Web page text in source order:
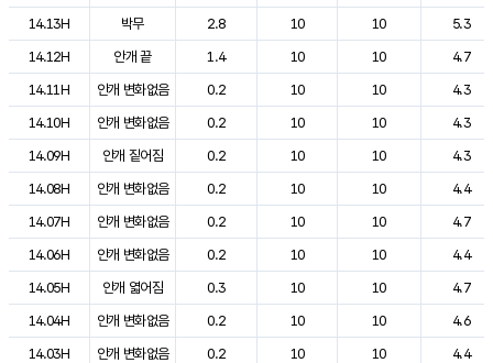
14.13H
박무 2.8 10 10
5.3
14.12H
안개 끝 1.4 10 10
4.7
14.11H
안개 변화없음 0.2 10 10
4.3
14.10H
안개 변화없음 0.2 10 10
4.3
14.09H
안개 짙어짐 0.2 10 10
4.3
14.08H
안개 변화없음 0.2 10 10
4.4
14.07H
안개 변화없음 0.2 10 10
4.7
14.06H
안개 변화없음 0.2 10 10
4.4
14.05H
안개 엷어짐 0.3 10 10
4.7
14.04H
안개 변화없음 0.2 10 10
4.6
14.03H
안개 변화없음 0.2 10 10
4.4